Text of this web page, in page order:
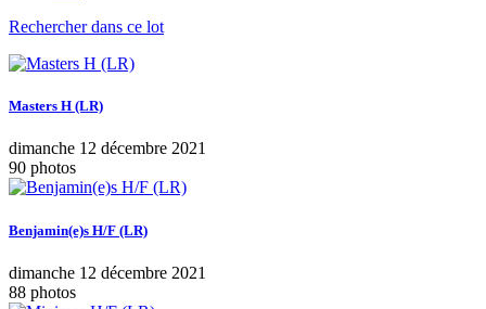
Rechercher dans ce lot
Masters H (LR)
dimanche 12 décembre 2021
90 photos
Benjamin(e)s H/F (LR)
dimanche 12 décembre 2021
88 photos